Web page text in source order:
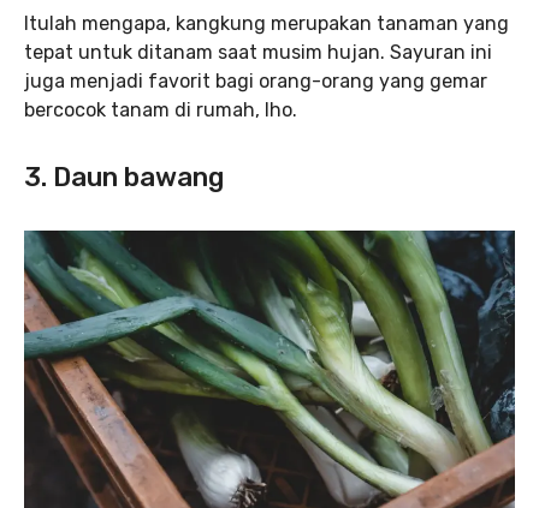
Itulah mengapa, kangkung merupakan tanaman yang
tepat untuk ditanam saat musim hujan. Sayuran ini
juga menjadi favorit bagi orang-orang yang gemar
bercocok tanam di rumah, lho.
3. Daun bawang